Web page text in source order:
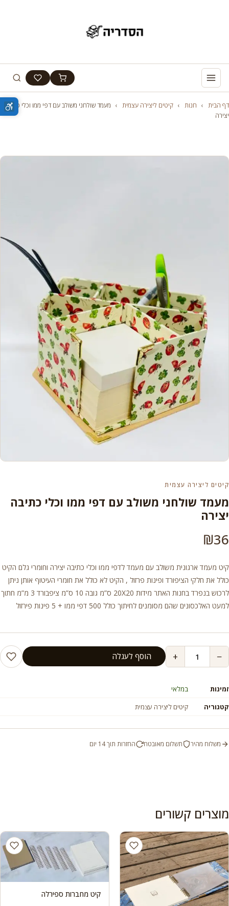
דף הבית › חנות › קיטים ליצירה עצמית › מעמד שולחני משולב עם דפי ממו וכלי כתיבה
יצירה
קיטים ליצירה עצמית
מעמד שולחני משולב עם דפי ממו וכלי כתיבה
יצירה
₪36
קיט מעמד ארגונית משולב עם מעמד לדפי ממו וכלי כתיבה יצירה וחומרי גלם הקיט
כולל את חלקי הציפורד ופינות פרזול , הקיט לא כולל את חומרי העיטוף אותן ניתן
לרכוש בנפרד בחנות האתר מידות 20X20 ס”מ גובה 10 ס”מ ציפבורד 3 מ”מ חתוך
למעט האלכסונים שהם מסומנים לחיתוך כולל 500 דפי ממו + 5 פינות פירזול
−
+ הוסף לעגלה
זמינות
במלאי
קטגוריה
קיטים ליצירה עצמית
משלוח מהיר תשלום מאובטח החזרות תוך 14 יום
מוצרים קשורים
קיט מחברות ספירלה